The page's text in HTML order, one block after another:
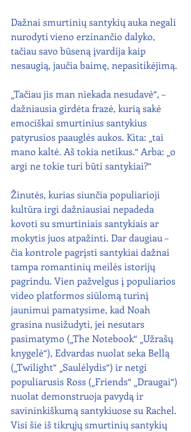
Dažnai smurtinių santykių auka negali
nurodyti vieno erzinančio dalyko,
tačiau savo būseną įvardija kaip
nesaugią, jaučia baimę, nepasitikėjimą.
„Tačiau jis man niekada nesudavė“, –
dažniausia girdėta frazė, kurią sakė
emociškai smurtinius santykius
patyrusios paauglės aukos. Kita: „tai
mano kaltė. Aš tokia netikus.“ Arba: „o
argi ne tokie turi būti santykiai?“
Žinutės, kurias siunčia populiarioji
kultūra irgi dažniausiai nepadeda
kovoti su smurtiniais santykiais ar
mokytis juos atpažinti. Dar daugiau –
čia kontrole pagrįsti santykiai dažnai
tampa romantinių meilės istorijų
pagrindu. Vien pažvelgus į populiarios
video platformos siūlomą turinį
jaunimui pamatysime, kad Noah
grasina nusižudyti, jei nesutars
pasimatymo („The Notebook“ „Užrašų
knygelė“), Edvardas nuolat seka Bellą
(„Twilight“ „Saulėlydis“) ir netgi
populiarusis Ross („Friends“ „Draugai“)
nuolat demonstruoja pavydą ir
savininkiškumą santykiuose su Rachel.
Visi šie iš tikrųjų smurtinių santykių